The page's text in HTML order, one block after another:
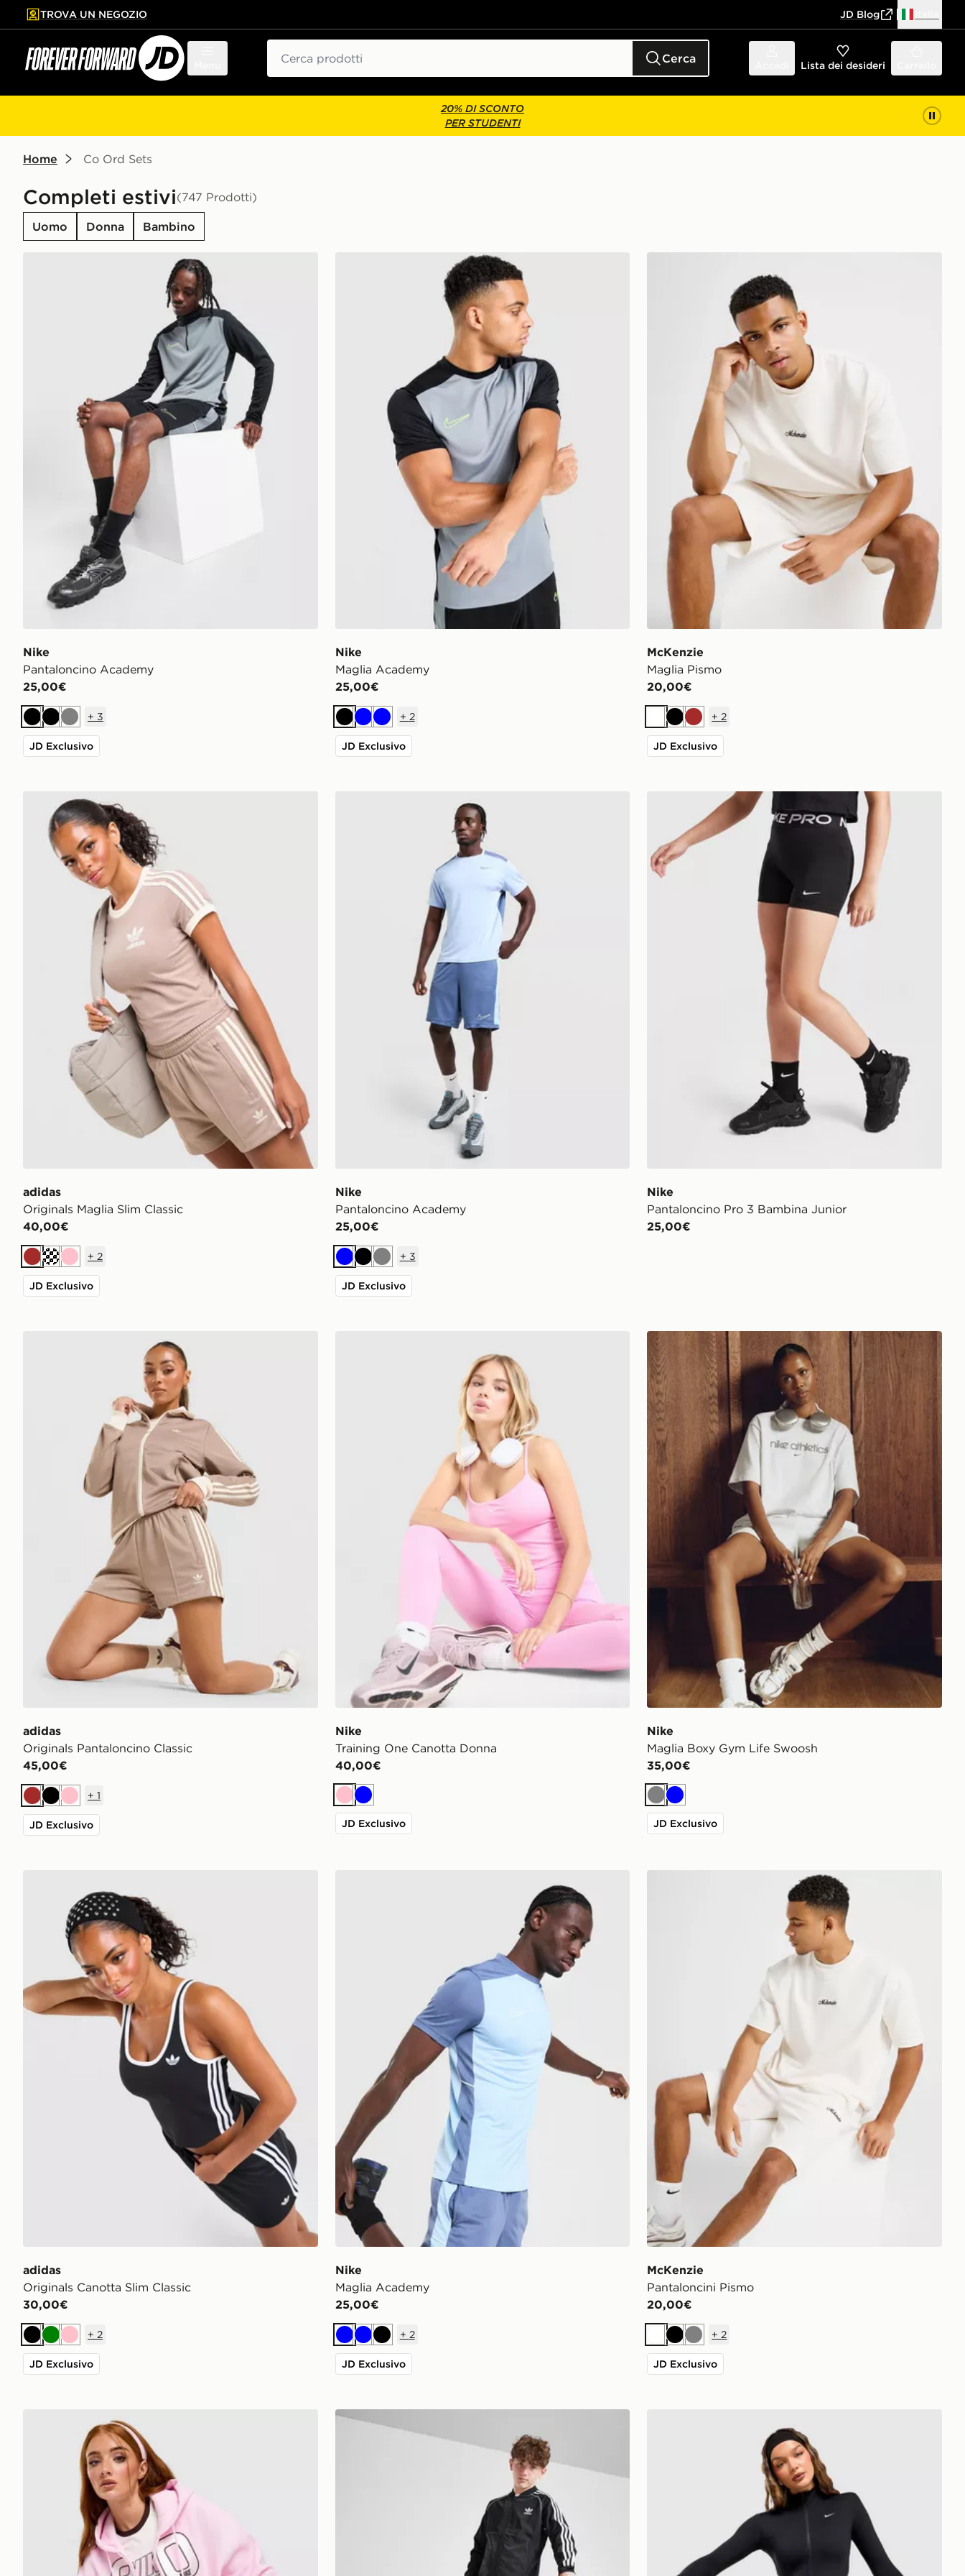
contenuto principale
a fondo pagina
TROVA UN NEGOZIO JD Blog
Cerca Lista dei desideri
20% DI SCONTO
PER STUDENTI
Home Co Ord Sets
Completi estivi(747 Prodotti)
Uomo Donna Bambino
Nike Pantaloncino Academy
Nike
Pantaloncino Academy
25,00€
NeroNeroGrigio
+ 3
JD Exclusivo
Nike Maglia Academy
Nike
Maglia Academy
25,00€
NeroBluBlu
+ 2
JD Exclusivo
McKenzie
Maglia Pismo
20,00€
Bianco
NeroMarrone
+2
JD Exclusivo
adidas Originals Maglia Slim Classic
adidas
Originals Maglia Slim Classic
40,00€
Marrone
CremaRosa
+ 2
JD Exclusivo
Nike Pantaloncino Academy
Nike
Pantaloncino Academy
25,00€
BluNeroGrigio
+ 3
JD Exclusivo
Nike Pantaloncino Pro 3 Bambina Junior
Nike
Pantaloncino Pro 3 Bambina Junior
25,00€
adidas Originals Pantaloncino Classic
adidas
Originals Pantaloncino Classic
45,00€
Marrone
NeroRosa
+ 1
JD Exclusivo
Nike
Training One Canotta Donna
40,00€
Rosa
Blu
JD Exclusivo
Nike Maglia Boxy Gym Life Swoosh
Nike
Maglia Boxy Gym Life Swoosh
35,00€
Grigio
Blu
JD Exclusivo
adidas
Originals Canotta Slim Classic
30,00€
NeroVerdeRosa
+ 2
JD Exclusivo
Nike
Maglia Academy
25,00€
BluBluNero
+ 2
JD Exclusivo
McKenzie Pantaloncini Pismo
McKenzie
Pantaloncini Pismo
20,00€
Bianco
NeroGrigio
+2
JD Exclusivo
Nike Studio 90 Oversized Crop Full Zip Hoodie adidas Originals Giacca della Tuta SST Junior